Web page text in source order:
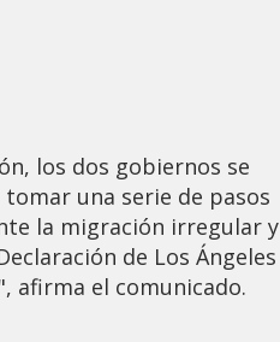
los dos gobiernos se
una serie de pasos
la migración irregular y
de Los Ángeles
afirma el comunicado.